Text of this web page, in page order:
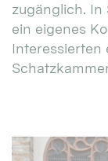
zugänglich. In
ein eigenes
Interessierten